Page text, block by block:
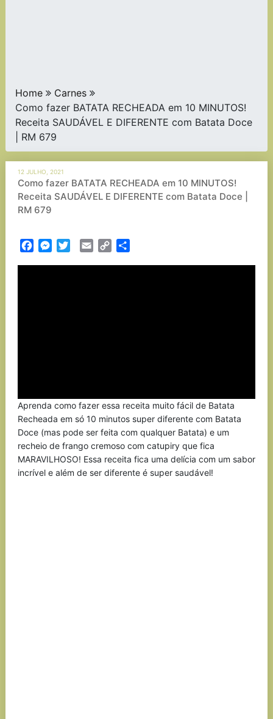
Home
Carnes
Como fazer BATATA RECHEADA em 10 MINUTOS!
Receita SAUDÁVEL E DIFERENTE com Batata Doce
| RM 679
12 JULHO, 2021
Como fazer BATATA RECHEADA em 10 MINUTOS!
Receita SAUDÁVEL E DIFERENTE com Batata Doce |
RM 679
FacebookMessenger
TwitterEmail Copy
Aprenda como fazer essa receita muito fácil de Batata
Recheada em só 10 minutos super diferente com Batata
Doce (mas pode ser feita com qualquer Batata) e um
recheio de frango cremoso com catupiry que fica
MARAVILHOSO! Essa receita fica uma delícia com um sabor
incrível e além de ser diferente é super saudável!